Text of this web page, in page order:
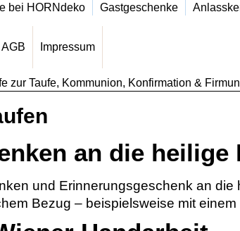
bei HORNdeko Gastgeschenke
AGB Impressum
zur Taufe, Kommunion, Konfirmation &
an die
und Erinnerungsgeschenk an
Bezug – beispielsweise mit